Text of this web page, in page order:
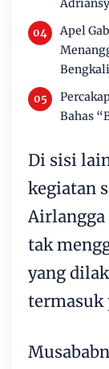
Apel
Bahas
Di sisi
kegiatan
tak
yang
termasuk